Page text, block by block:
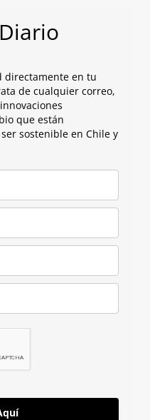
directamente en tu
de cualquier correo,
que están
sostenible en Chile y